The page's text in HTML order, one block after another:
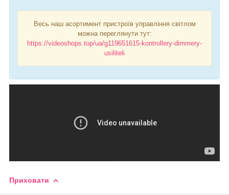
Весь наш асортимент пристроїв управління світлом
можна переглянути тут:
https://videoshops.top/ua/g119651615-kontrollery-dimmery-
usiliteli
Приховати